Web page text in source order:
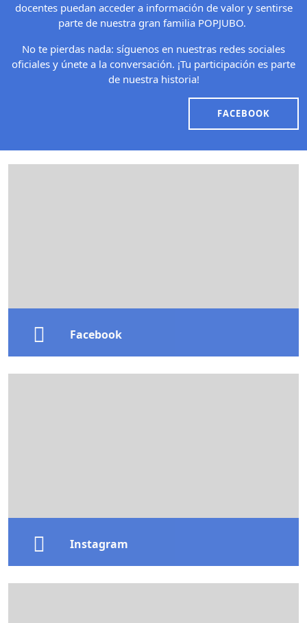
docentes puedan acceder a información de valor y sentirse
parte de nuestra gran familia POPJUBO.
No te pierdas nada: síguenos en nuestras redes sociales
oficiales y únete a la conversación. ¡Tu participación es parte
de nuestra historia!
FACEBOOK
Facebook
Instagram